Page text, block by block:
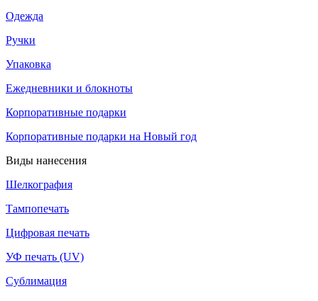
Одежда
Ручки
Упаковка
Ежедневники и блокноты
Корпоративные подарки
Корпоративные подарки на Новый год
Виды нанесения
Шелкография
Тампопечать
Цифровая печать
УФ печать (UV)
Сублимация